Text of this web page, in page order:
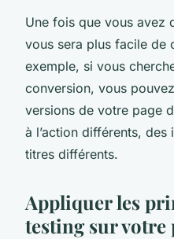
Une fois que vous avez
vous sera plus facile de
exemple, si vous
conversion, vous
versions de votre page
à l’action différents,
titres différents.
Appliquer les
testing sur votre